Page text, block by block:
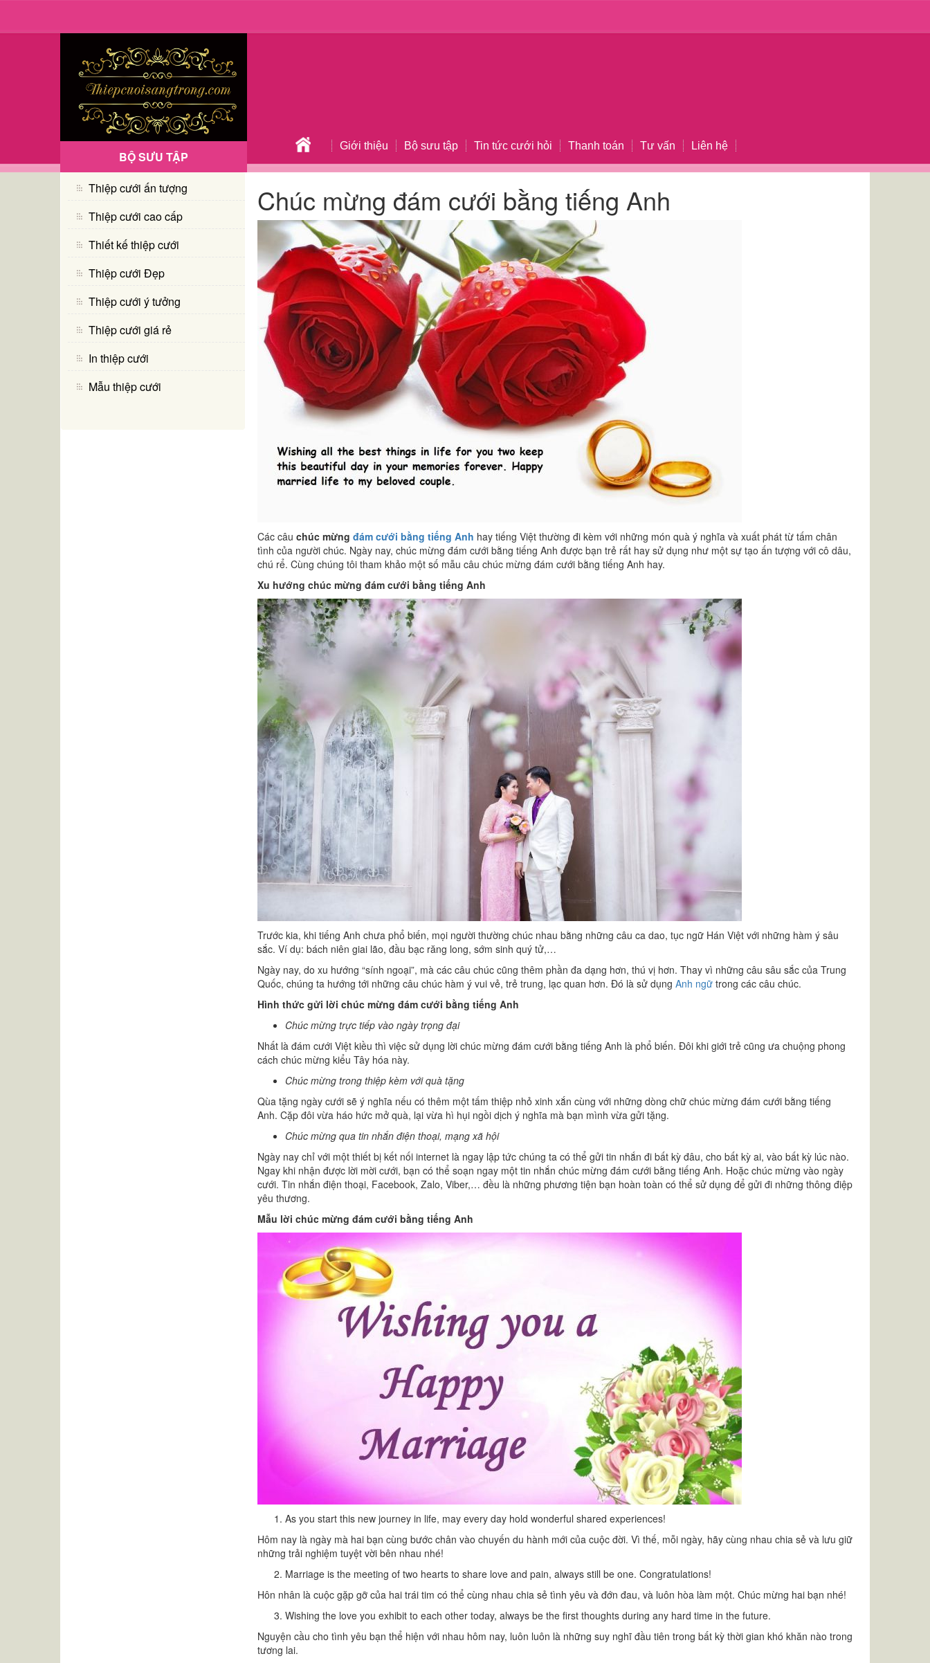
Giới thiệu Bộ sưu tập Tin tức cưới hỏi Thanh toán Tư vấn Liên hệ
BỘ SƯU TẬP
Thiệp cưới ấn tượng
Thiệp cưới cao cấp
Thiết kế thiệp cưới
Thiệp cưới Đẹp
Thiệp cưới ý tưởng
Thiệp cưới giá rẻ
In thiệp cưới
Mẫu thiệp cưới
Chúc mừng đám cưới bằng tiếng Anh
Các câu chúc mừng đám cưới bằng tiếng Anh hay tiếng Việt thường đi kèm với những món quà ý nghĩa và xuất phát từ tấm chân
tình của người chúc. Ngày nay, chúc mừng đám cưới bằng tiếng Anh được bạn trẻ rất hay sử dụng như một sự tạo ấn tượng với cô dâu,
chú rể. Cùng chúng tôi tham khảo một số mẫu câu chúc mừng đám cưới bằng tiếng Anh hay.
Xu hướng chúc mừng đám cưới bằng tiếng Anh
Trước kia, khi tiếng Anh chưa phổ biến, mọi người thường chúc nhau bằng những câu ca dao, tục ngữ Hán Việt với những hàm ý sâu
sắc. Ví dụ: bách niên giai lão, đầu bạc răng long, sớm sinh quý tử,…
Ngày nay, do xu hướng “sính ngoại”, mà các câu chúc cũng thêm phần đa dạng hơn, thú vị hơn. Thay vì những câu sâu sắc của Trung
Quốc, chúng ta hướng tới những câu chúc hàm ý vui vẻ, trẻ trung, lạc quan hơn. Đó là sử dụng Anh ngữ trong các câu chúc.
Hình thức gửi lời chúc mừng đám cưới bằng tiếng Anh
Chúc mừng trực tiếp vào ngày trọng đại
Nhất là đám cưới Việt kiều thì việc sử dụng lời chúc mừng đám cưới bằng tiếng Anh là phổ biến. Đôi khi giới trẻ cũng ưa chuộng phong
cách chúc mừng kiểu Tây hóa này.
Chúc mừng trong thiệp kèm với quà tặng
Qùa tặng ngày cưới sẽ ý nghĩa nếu có thêm một tấm thiệp nhỏ xinh xắn cùng với những dòng chữ chúc mừng đám cưới bằng tiếng
Anh. Cặp đôi vừa háo hức mở quà, lại vừa hì hụi ngồi dịch ý nghĩa mà bạn mình vừa gửi tặng.
Chúc mừng qua tin nhắn điện thoại, mạng xã hội
Ngày nay chỉ với một thiết bị kết nối internet là ngay lập tức chúng ta có thể gửi tin nhắn đi bất kỳ đâu, cho bất kỳ ai, vào bất kỳ lúc nào.
Ngay khi nhận được lời mời cưới, bạn có thể soạn ngay một tin nhắn chúc mừng đám cưới bằng tiếng Anh. Hoặc chúc mừng vào ngày
cưới. Tin nhắn điện thoại, Facebook, Zalo, Viber,… đều là những phương tiện bạn hoàn toàn có thể sử dụng để gửi đi những thông điệp
yêu thương.
Mẫu lời chúc mừng đám cưới bằng tiếng Anh
As you start this new journey in life, may every day hold wonderful shared experiences!
Hôm nay là ngày mà hai bạn cùng bước chân vào chuyến du hành mới của cuộc đời. Vì thế, mỗi ngày, hãy cùng nhau chia sẻ và lưu giữ
những trải nghiệm tuyệt vời bên nhau nhé!
Marriage is the meeting of two hearts to share love and pain, always still be one. Congratulations!
Hôn nhân là cuộc gặp gỡ của hai trái tim có thể cùng nhau chia sẻ tình yêu và đớn đau, và luôn hòa làm một. Chúc mừng hai bạn nhé!
Wishing the love you exhibit to each other today, always be the first thoughts during any hard time in the future.
Nguyện cầu cho tình yêu bạn thể hiện với nhau hôm nay, luôn luôn là những suy nghĩ đầu tiên trong bất kỳ thời gian khó khăn nào trong
tương lai.